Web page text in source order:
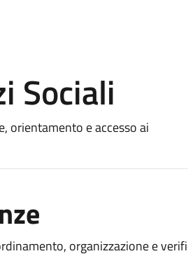
Sociali
orientamento e accesso ai
organizzazione e